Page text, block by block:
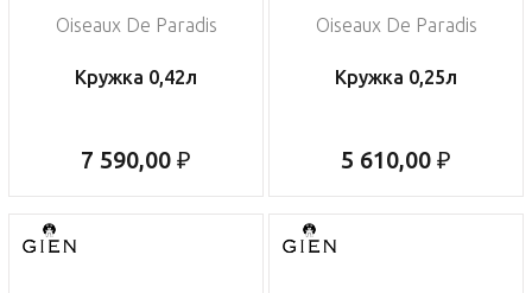
Oiseaux De Paradis
Кружка 0,42л
7 590,00 ₽
Oiseaux De Paradis
Кружка 0,25л
5 610,00 ₽